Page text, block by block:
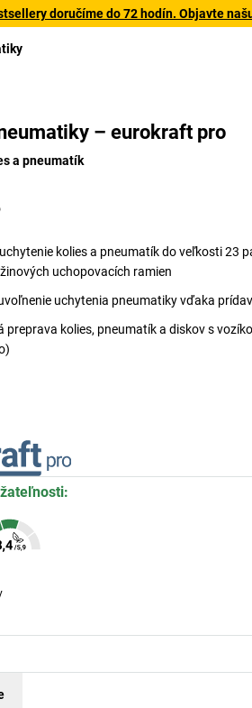
doručíme do 72 hodín. Objavte
– eurokraft pro
a pneumatík
kolies a pneumatík do veľkosti 23
uchopovacích ramien
uchytenia pneumatiky vďaka
preprava kolies, pneumatík a diskov s